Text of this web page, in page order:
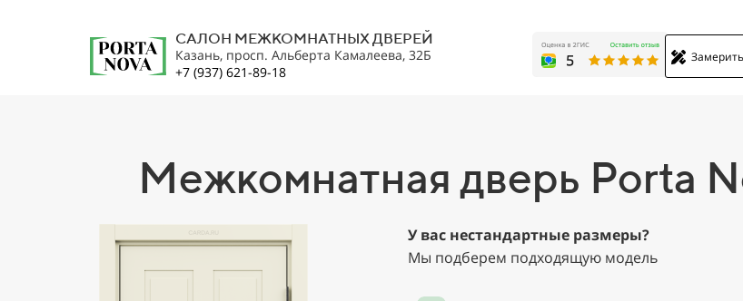
САЛОН МЕЖКОМНАТНЫХ ДВЕРЕЙ
Казань, просп. Альберта Камалеева, 32Б
+7 (937) 621-89-18
Межкомнатная дверь Porta
У вас нестандартные размеры?
Мы подберем подходящую модель